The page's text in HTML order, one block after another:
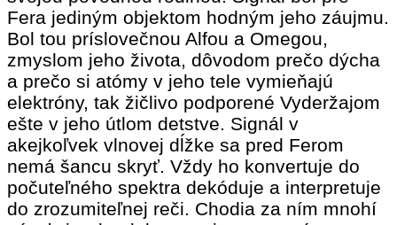
Fera jediným objektom hodným jeho záujmu.
Bol tou príslovečnou Alfou a Omegou,
zmyslom jeho života, dôvodom prečo dýcha
a prečo si atómy v jeho tele vymieňajú
elektróny, tak žičlivo podporené Vyderžajom
ešte v jeho útlom detstve. Signál v
akejkoľvek vlnovej dĺžke sa pred Ferom
nemá šancu skryť. Vždy ho konvertuje do
počuteľného spektra dekóduje a interpretuje
do zrozumiteľnej reči. Chodia za ním mnohí